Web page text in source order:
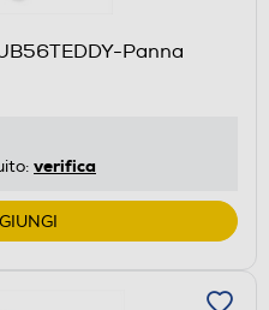
Panna
verifica